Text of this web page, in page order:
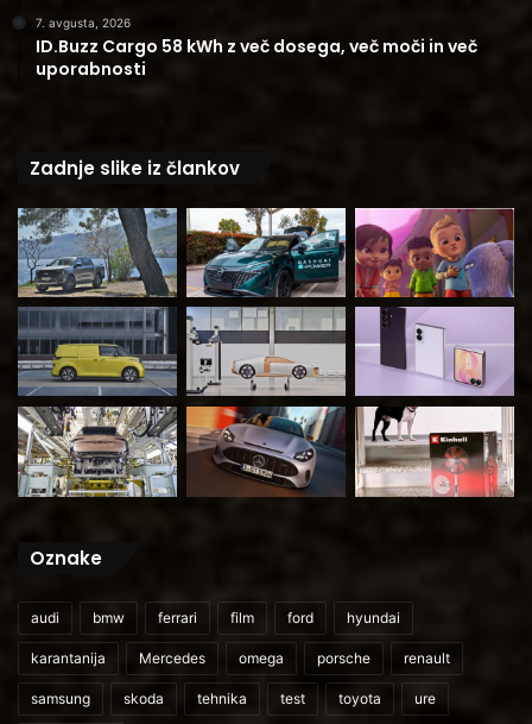
7. avgusta, 2026
ID.Buzz Cargo 58 kWh z več dosega, več moči in več
uporabnosti
Zadnje slike iz člankov
Oznake
audi bmw ferrari film ford hyundai
karantanija Mercedes omega porsche renault
samsung skoda tehnika test toyota ure